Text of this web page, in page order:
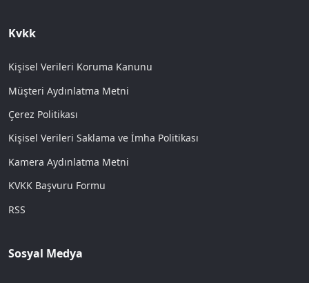
Kvkk
Kişisel Verileri Koruma Kanunu
Müşteri Aydınlatma Metni
Çerez Politikası
Kişisel Verileri Saklama ve İmha Politikası
Kamera Aydınlatma Metni
KVKK Başvuru Formu
RSS
Sosyal Medya